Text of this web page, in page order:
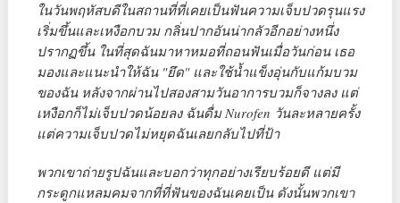
ในวันพฤหัสบดีในสถานที่ที่เคยเป็นฟันความเจ็บปวดรุนแรง
เริ่มขึ้นและเหงือกบวม กลิ่นปากอันน่ากลัวอีกอย่างหนึ่ง
ปรากฏขึ้น ในที่สุดฉันมาหาหมอที่ถอนฟันเมื่อวันก่อน เธอ
มองและแนะนำให้ฉัน "ยึด" และใช้น้ำแข็งอุ่นกับแก้มบวม
ของฉัน หลังจากผ่านไปสองสามวันอาการบวมก็จางลง แต่
เหงือกก็ไม่เจ็บปวดน้อยลง ฉันดื่ม Nurofen วันละหลายครั้ง
แต่ความเจ็บปวดไม่หยุดฉันเลยกลับไปที่ป้า
พวกเขาถ่ายรูปฉันและบอกว่าทุกอย่างเรียบร้อยดี แต่มี
กระดูกแหลมคมจากที่ที่ฟันของฉันเคยเป็น ดังนั้นพวกเขา